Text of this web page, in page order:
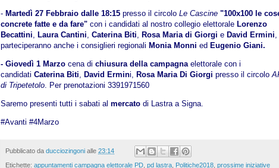
- Martedì 27 Febbraio dalle 18:15 presso il circolo Le Cascine "100x100 le
concrete fatte e da fare" con i candidati al nostro collegio elettorale Lorenzo
Becattini Laura Cantini Caterina Biti Rosa Maria di Giorgi e David Ermini
parteciperanno anche i consiglieri regionali Monia Monni ed Eugenio Giani.
- Giovedì 1 Marzo cena di chiusura della campagna elettorale con i
candidati Caterina Biti David Ermini, Rosa Maria Di Giorgi presso il circolo
di Tripetetolo . Per prenotazioni 3391971560
Saremo presenti tutti i sabati al mercato di Lastra a Signa.
#Avanti #4Marzo
Pubblicato da ducciozingoni alle 23:14
Etichette: appuntamenti campagna elettorale PD pd lastra Politiche2018 prossime iniziative